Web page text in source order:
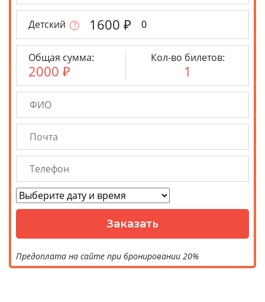
Детский ? 1600 ₽
Общая сумма:
2000 ₽
Кол-во билетов:
1
Предоплата на сайте при бронировании 20%